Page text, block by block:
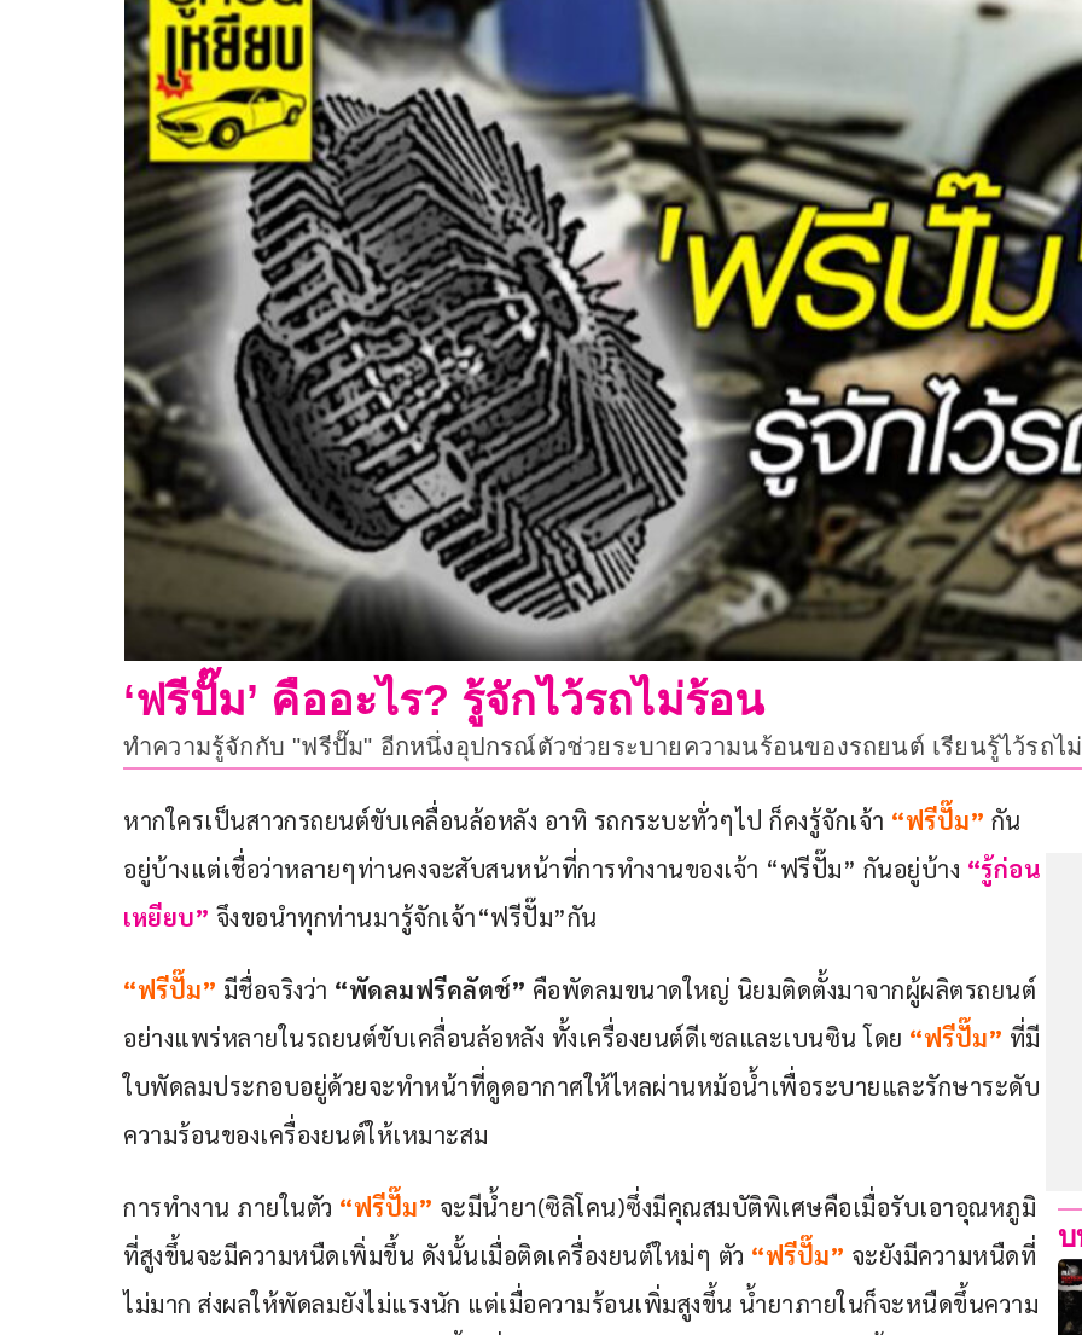
‘ฟรีปั๊ม’ คืออะไร? รู้จักไว้รถไม่ร้อน
ทำความรู้จักกับ "ฟรีปั๊ม" อีกหนึ่งอุปกรณ์ตัวช่วยระบายความนร้อนของรถยนต์ เรียนรู้ไว้รถไ
หากใครเป็นสาวกรถยนต์ขับเคลื่อนล้อหลัง อาทิ รถกระบะทั่วๆไป ก็คงรู้จักเจ้า “ฟรีปั๊ม” กัน
อยู่บ้างแต่เชื่อว่าหลายๆท่านคงจะสับสนหน้าที่การทำงานของเจ้า “ฟรีปั๊ม” กันอยู่บ้าง “รู้ก่อน
เหยียบ” จึงขอนำทุกท่านมารู้จักเจ้า“ฟรีปั๊ม”กัน
“ฟรีปั๊ม” มีชื่อจริงว่า “พัดลมฟรีคลัตช์” คือพัดลมขนาดใหญ่ นิยมติดตั้งมาจากผู้ผลิตรถยนต์
อย่างแพร่หลายในรถยนต์ขับเคลื่อนล้อหลัง ทั้งเครื่องยนต์ดีเซลและเบนซิน โดย “ฟรีปั๊ม” ที่มี
ใบพัดลมประกอบอยู่ด้วยจะทำหน้าที่ดูดอากาศให้ไหลผ่านหม้อน้ำเพื่อระบายและรักษาระดับ
ความร้อนของเครื่องยนต์ให้เหมาะสม
การทำงาน ภายในตัว “ฟรีปั๊ม” จะมีน้ำยา(ซิลิโคน)ซึ่งมีคุณสมบัติพิเศษคือเมื่อรับเอาอุณหภูมิ
ที่สูงขึ้นจะมีความหนืดเพิ่มขึ้น ดังนั้นเมื่อติดเครื่องยนต์ใหม่ๆ ตัว “ฟรีปั๊ม” จะยังมีความหนืดที่
ไม่มาก ส่งผลให้พัดลมยังไม่แรงนัก แต่เมื่อความร้อนเพิ่มสูงขึ้น น้ำยาภายในก็จะหนืดขึ้นความ
บ